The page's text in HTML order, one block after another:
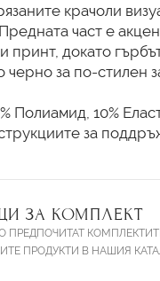
крачоли
част е
принт, докато
черно за по-стилен
Полиамид, 10%
за
ЗА КОМПЛЕКТ
ПРЕДПОЧИТАТ
ПРОДУКТИ В НАШИЯ